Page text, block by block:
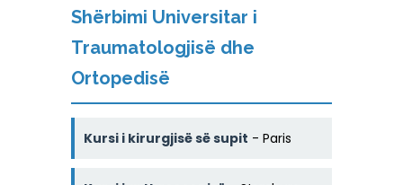
Shërbimi Universitar i
Traumatologjisë dhe
Ortopedisë
Kursi i kirurgjisë së supit - Paris